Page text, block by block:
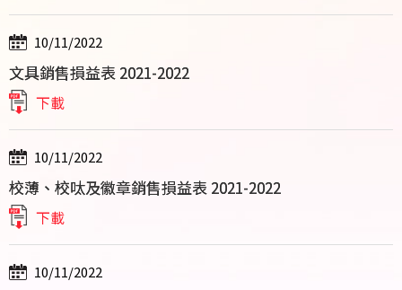
10/11/2022
文具銷售損益表 2021-2022
下載
10/11/2022
校薄、校呔及徽章銷售損益表 2021-2022
下載
10/11/2022